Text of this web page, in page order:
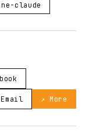
claude
Email ↗ More